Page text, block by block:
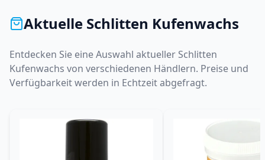
Aktuelle Schlitten Kufenwachs
Entdecken Sie eine Auswahl aktueller Schlitten
Kufenwachs von verschiedenen Händlern. Preise und
Verfügbarkeit werden in Echtzeit abgefragt.